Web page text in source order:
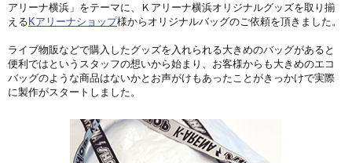
アリーナ横浜」をテーマに、Ｋアリーナ横浜オリジナルグッズを取り揃
える Kアリーナショップ様からオリジナルバッグのご依頼を頂きました。
ライブ物販などで購入したグッズを入れられる大きめのバッグがあると
便利ではというスタッフの想いから始まり、お客様からも大きめのエコ
バッグのような商品はないかとお声がけもあったことがきっかけで実際
に製作がスタートしました。